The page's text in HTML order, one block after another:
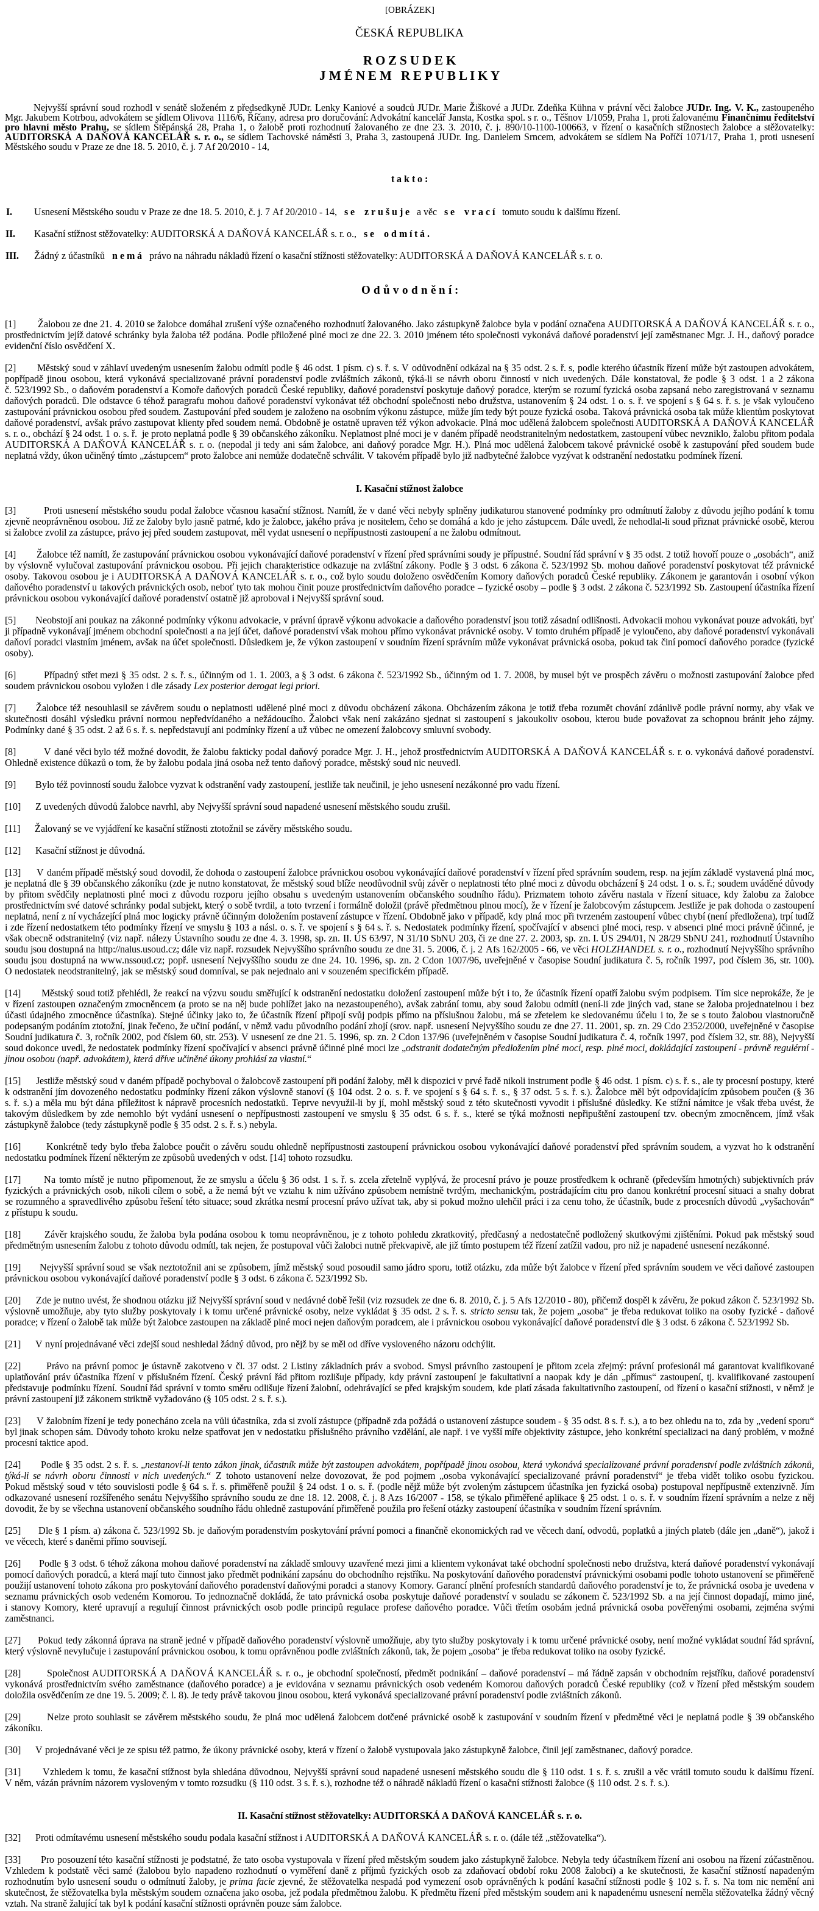
[OBRÁZEK]
ČESKÁ REPUBLIKA
R O Z S U D E K
J M É N E M
R E P U B L I K Y
Nejvyšší správní soud rozhodl v senátě složeném z předsedkyně JUDr. Lenky Kaniové a soudců JUDr. Marie Žiškové a JUDr. Zdeňka Kühna v právní věci žalobceJUDr. Ing. V.K.,zastoupeného
Mgr. Jakubem Kotrbou, advokátem se sídlem Olivova 1116/6, Říčany, adresa pro doručování: Advokátní kancelář Jansta, Kostka spol. s r. o., Těšnov 1/1059, Praha 1, proti žalovanému Finančnímu ředitelství
pro hlavní město Prahu, se sídlem Štěpánská 28, Praha 1, o žalobě proti rozhodnutí žalovaného ze dne 23. 3. 2010, č. j. 890/10‑1100‑100663, v řízení o kasačních stížnostech žalobce a stěžovatelky:
AUDITORSKÁ A DAŇOVÁ KANCELÁŘ s. r. o.,se sídlem Tachovské náměstí 3, Praha 3, zastoupená JUDr. Ing. Danielem Srncem, advokátem se sídlem Na Poříčí 1071/17, Praha 1, proti usnesení
Městského soudu v Praze ze dne 18. 5. 2010, č. j. 7 Af 20/2010 - 14,
t a k t o :
Usnesení Městského soudu v Praze ze dne 18. 5. 2010, č. j. 7 Af 20/2010 - 14, s e z r u š u j e a věc s e v r a c í tomuto soudu k dalšímu řízení.
Kasační stížnost stěžovatelky: AUDITORSKÁ A DAŇOVÁ KANCELÁŘ s. r. o., s e o d m í t á .
Žádný z účastníků n e m á právo na náhradu nákladů řízení o kasační stížnosti stěžovatelky: AUDITORSKÁ A DAŇOVÁ KANCELÁŘ s. r. o.
O d ů v o d n ě n í :
[1] Žalobou ze dne 21. 4. 2010 se žalobce domáhal zrušení výše označeného rozhodnutí žalovaného. Jako zástupkyně žalobce byla v podání označena AUDITORSKÁ A DAŇOVÁ KANCELÁŘ s. r. o.,
prostřednictvím jejíž datové schránky byla žaloba též podána. Podle přiložené plné moci ze dne 22. 3. 2010 jménem této společnosti vykonává daňové poradenství její zaměstnanec Mgr. J. H., daňový poradce
evidenční číslo osvědčení X.
[2] Městský soud v záhlaví uvedeným usnesením žalobu odmítl podle § 46 odst. 1 písm. c) s. ř. s. V odůvodnění odkázal na § 35 odst. 2 s. ř. s, podle kterého účastník řízení může být zastoupen advokátem,
popřípadě jinou osobou, která vykonává specializované právní poradenství podle zvláštních zákonů, týká-li se návrh oboru činností v nich uvedených.Dále konstatoval, žepodle § 3 odst. 1 a 2 zákona
č. 523/1992 Sb., o daňovém poradenství a Komoře daňových poradců České republiky, daňové poradenství poskytuje daňový poradce, kterým se rozumí fyzická osoba zapsaná nebo zaregistrovaná v seznamu
daňových poradců. Dle odstavce 6 téhož paragrafu mohou daňové poradenství vykonávat též obchodní společnosti nebo družstva, ustanovením§ 24 odst. 1 o. s. ř. ve spojení s § 64 s. ř. s. je však vyloučeno
zastupování právnickou osobou před soudem. Zastupovánípřed soudem je založeno na osobním výkonu zástupce, může jím tedy být pouze fyzická osoba. Taková právnická osoba tak může klientům poskytovat
daňové poradenství, avšak právo zastupovat klienty před soudem nemá. Obdobně je ostatně upraven též výkon advokacie. Plná moc udělená žalobcem společnosti AUDITORSKÁ A DAŇOVÁ KANCELÁŘ
s. r. o., obchází § 24 odst. 1 o. s. ř. je proto neplatná podle § 39 občanského zákoníku. Neplatnost plné moci je v daném případě neodstranitelným nedostatkem, zastoupení vůbec nevzniklo, žalobu přitom podala
AUDITORSKÁ A DAŇOVÁ KANCELÁŘ s. r. o. (nepodal ji tedy ani sám žalobce, ani daňový poradce Mgr. H.). Plná moc udělená žalobcem takové právnické osobě k zastupování před soudem bude
neplatná vždy, úkon učiněný tímto „zástupcem“ proto žalobce ani nemůže dodatečně schválit. V takovém případě bylo již nadbytečné žalobce vyzývat k odstranění nedostatku podmínek řízení.
I. Kasační stížnost žalobce
[3] Proti usnesení městského soudu podal žalobce včasnou kasační stížnost. Namítl, že v dané věci nebyly splněny judikaturou stanovené podmínky pro odmítnutí žaloby z důvodu jejího podání k tomu
zjevně neoprávněnou osobou. Již ze žaloby bylo jasně patrné, kdo je žalobce, jakého práva je nositelem, čeho se domáhá a kdo je jeho zástupcem. Dále uvedl, že nehodlal-lisoud přiznat právnické osobě, kterou
si žalobce zvolil za zástupce, právo jej před soudem zastupovat, měl vydat usnesení o nepřípustnosti zastoupení a ne žalobu odmítnout.
[4] Žalobce též namítl, že zastupování právnickou osobou vykonávající daňové poradenstvív řízení před správními soudyje přípustné. Soudní řád správní v § 35 odst. 2 totiž hovořípouze o „osobách“, aniž
by výslovně vylučoval zastupování právnickou osobou. Při jejich charakteristice odkazuje na zvláštní zákony. Podle § 3 odst. 6 zákona č. 523/1992 Sb. mohou daňové poradenství poskytovat též právnické
osoby. Takovou osobou je i AUDITORSKÁ A DAŇOVÁ KANCELÁŘ s. r. o., což bylo soudu doloženoosvědčením Komory daňových poradců České republiky. Zákonem je garantován i osobní výkon
daňového poradenství u takových právnických osob, neboť tyto tak mohou činit pouze prostřednictvím daňového poradce – fyzické osoby – podle § 3 odst. 2 zákona č. 523/1992 Sb. Zastoupení účastníka řízení
právnickou osobou vykonávající daňové poradenství ostatně již aproboval i Nejvyšší správní soud.
[5] Neobstojí ani poukaz na zákonné podmínky výkonu advokacie, v právní úpravě výkonu advokacie a daňového poradenství jsou totiž zásadní odlišnosti. Advokacii mohou vykonávat pouze advokáti, byť
ji případně vykonávají jménem obchodní společnosti a na její účet, daňové poradenství však mohou přímo vykonávat právnické osoby. V tomto druhém případě je vyloučeno, aby daňové poradenství vykonávali
daňoví poradci vlastním jménem, avšak na účet společnosti. Důsledkem je, že výkon zastoupení v soudním řízení správním může vykonávat právnická osoba, pokud tak činí pomocí daňového poradce (fyzické
osoby).
[6] Případný střet mezi § 35 odst. 2 s. ř. s., účinným od 1. 1. 2003, a § 3 odst. 6 zákona č. 523/1992 Sb., účinným od 1. 7. 2008, by musel být ve prospěch závěru o možnosti zastupování žalobce před
soudem právnickou osobou vyložen i dle zásady Lex posterior derogat legi priori.
[7] Žalobce též nesouhlasil se závěrem soudu o neplatnosti udělené plné moci z důvodu obcházení zákona. Obcházením zákona je totižtřeba rozumět chování zdánlivě podle právní normy, aby však ve
skutečnosti dosáhl výsledku právní normou nepředvídaného a nežádoucího. Žalobci však není zakázáno sjednat si zastoupení s jakoukoliv osobou, kterou bude považovat za schopnou bránit jeho zájmy.
Podmínky dané § 35 odst. 2 až 6 s. ř. s. nepředstavují ani podmínky řízení a už vůbec ne omezenížalobcovy smluvní svobody.
[8] V dané věci bylo též možné dovodit, že žalobu fakticky podal daňový poradce Mgr. J. H., jehož prostřednictvím AUDITORSKÁ A DAŇOVÁ KANCELÁŘ s. r. o. vykonává daňové poradenství.
Ohledně existence důkazů o tom, že by žalobu podala jiná osoba než tento daňový poradce, městský soud nic neuvedl.
[9] Bylo též povinností soudu žalobce vyzvat k odstranění vady zastoupení, jestliže tak neučinil, je jeho usnesení nezákonné pro vadu řízení.
[10] Z uvedených důvodů žalobce navrhl, aby Nejvyšší správní soud napadené usneseníměstského soudu zrušil.
[11] Žalovaný se ve vyjádření ke kasační stížnosti ztotožnil se závěry městského soudu.
[12] Kasační stížnost je důvodná.
[13] V daném případě městský soud dovodil, že dohoda o zastoupení žalobce právnickou osobou vykonávající daňové poradenství v řízení před správním soudem, resp. na jejím základě vystavená plná moc,
je neplatná dle § 39 občanského zákoníku (zde je nutno konstatovat, že městský soud blíže neodůvodnil svůj závěr o neplatnosti této plné moci z důvodu obcházení § 24 odst. 1 o. s. ř.; soudem uváděné důvody
by přitom svědčily neplatnosti plné moci z důvodu rozporu jejího obsahu s uvedeným ustanovením občanského soudního řádu). Prizmatem tohoto závěru nastala v řízení situace, kdy žalobu za žalobce
prostřednictvím své datové schránky podal subjekt, který o sobě tvrdil, a toto tvrzení i formálně doložil (právě předmětnou plnou mocí), že v řízení je žalobcovým zástupcem. Jestliže je pak dohoda o zastoupení
neplatná, není z ní vycházející plná moc logicky právně účinným doložením postavení zástupce v řízení. Obdobně jako v případě, kdy plná moc při tvrzeném zastoupení vůbec chybí (není předložena), trpí tudíž
i zde řízení nedostatkem této podmínky řízení ve smyslu § 103 a násl. o. s. ř. ve spojení s § 64 s. ř. s. Nedostatek podmínky řízení, spočívající v absenci plné moci, resp. v absenci plné moci právně účinné, je
všakobecně odstranitelný(viz např. nálezyÚstavního soudu ze dne 4. 3. 1998, sp. zn. II. ÚS 63/97, N 31/10 SbNU 203, či ze dne 27. 2. 2003, sp. zn. I. ÚS 294/01, N 28/29 SbNU 241, rozhodnutí Ústavního
soudu jsou dostupná na http://nalus.usoud.cz; dále viz např. rozsudek Nejvyššího správního soudu ze dne 31. 5. 2006, č. j. 2 Afs 162/2005 - 66, ve věci HOLZHANDEL s. r. o., rozhodnutí Nejvyššího správního
soudu jsou dostupná na www.nssoud.cz; popř. usnesení Nejvyššího soudu ze dne 24. 10. 1996, sp. zn. 2 Cdon 1007/96, uveřejněné v časopise Soudní judikatura č. 5, ročník 1997, pod číslem 36, str. 100).
O nedostatek neodstranitelný, jak se městský soud domníval, se pak nejednalo ani v souzeném specifickém případě.
[14] Městský soud totiž přehlédl, že reakcí na výzvu soudu směřující k odstranění nedostatkudoloženízastoupení může být i to, že účastník řízení opatřížalobu svým podpisem. Tím sice neprokáže, že je
v řízení zastoupen označeným zmocněncem (a proto se na něj bude pohlížet jako na nezastoupeného), avšak zabrání tomu, aby soud žalobu odmítl (není-li zde jiných vad, stane se žaloba projednatelnou i bez
účasti údajného zmocněnce účastníka). Stejné účinky jako to, že účastník řízení připojí svůj podpis přímo na příslušnou žalobu, máse zřetelem ke sledovanému účelu i to, že se s touto žalobou vlastnoručně
podepsaným podáním ztotožní, jinak řečeno, že učiní podání, v němž vadu původního podání zhojí (srov. např. usnesení Nejvyššího soudu ze dne 27. 11. 2001, sp. zn. 29 Cdo 2352/2000, uveřejněné v časopise
Soudní judikatura č. 3, ročník 2002, pod číslem 60, str. 253).V usnesení ze dne 21. 5. 1996, sp. zn. 2 Cdon 137/96 (uveřejněném v časopise Soudní judikatura č. 4, ročník 1997, pod číslem 32, str. 88), Nejvyšší
soud dokonce uvedl, že nedostatek podmínky řízení spočívající v absenci právně účinnéplné moci lze „odstranit dodatečným předložením plné moci, resp. plné moci, dokládající zastoupení - právně regulérní -
jinou osobou (např. advokátem), která dříve učiněné úkony prohlásí za vlastní.“
[15] Jestliže městský soud v daném případě pochyboval o žalobcově zastoupení při podání žaloby, měl k dispozici v prvé řadě nikoli instrument podle § 46 odst. 1 písm. c) s. ř. s., ale ty procesní postupy, které
k odstranění jím dovozeného nedostatku podmínky řízení zákon výslovně stanoví (§ 104 odst. 2 o. s. ř. ve spojení s § 64 s. ř. s., § 37 odst. 5 s. ř. s.). Žalobce měl být odpovídajícím způsobem poučen (§ 36
s. ř. s.) a měla mu býtdána příležitostk nápravě procesních nedostatků. Teprve nevyužil-li by jí, mohlměstskýsoud z této skutečnosti vyvodit i příslušné důsledky. Ke stížní námitce je však třeba uvést, že
takovým důsledkem byzde nemohlo být vydání usnesení o nepřípustnosti zastoupení ve smyslu § 35 odst. 6 s. ř. s., které se týká možnosti nepřipuštění zastoupení tzv. obecným zmocněncem, jímž však
zástupkyně žalobce (tedy zástupkyně podle § 35 odst. 2 s. ř. s.) nebyla.
[16] Konkrétně tedy bylo třeba žalobce poučit o závěru soudu ohledně nepřípustnosti zastoupení právnickou osobou vykonávající daňové poradenstvípřed správním soudem, a vyzvat ho k odstranění
nedostatku podmínek řízení některým ze způsobů uvedených v odst. [14] tohoto rozsudku.
[17] Na tomto místěje nutno připomenout, že ze smyslu a účelu § 36 odst. 1 s. ř. s. zcela zřetelně vyplývá, že procesní právo je pouze prostředkem k ochraně (především hmotných) subjektivních práv
fyzických a právnických osob, nikoli cílem o sobě, a že nemá být ve vztahu k nim užíváno způsobem nemístně tvrdým, mechanickým, postrádajícím citu pro danou konkrétní procesní situaci a snahy dobrat
se rozumného a spravedlivého způsobu řešení této situace; soud zkrátka nesmí procesní právo užívat tak, aby si pokud možno ulehčil práci i za cenu toho, že účastník, bude z procesních důvodů „vyšachován“
z přístupu k soudu.
[18] Závěr krajského soudu, že žaloba byla podána osobou k tomu neoprávněnou, je z tohoto pohledu zkratkovitý, předčasný a nedostatečně podložený skutkovými zjištěními. Pokud pak městský soud
předmětným usnesením žalobu z tohoto důvodu odmítl, tak nejen, že postupoval vůči žalobci nutně překvapivě, ale již tímto postupem též řízení zatížil vadou, pro niž je napadené usnesení nezákonné.
[19] Nejvyšší správní soud se však neztotožnil ani se způsobem, jímž městský soud posoudil samo jádro sporu, totižotázku, zda může být žalobce v řízení před správním soudemve věci daňovézastoupen
právnickou osobou vykonávající daňové poradenství podle § 3 odst. 6 zákona č. 523/1992 Sb.
[20] Zde je nutno uvést, že shodnou otázku již Nejvyšší správní soud v nedávné době řešil (viz rozsudek ze dne 6. 8. 2010, č. j. 5 Afs 12/2010 - 80), přičemž dospěl k závěru, že pokud zákon č. 523/1992 Sb.
výslovně umožňuje, aby tyto služby poskytovaly i k tomu určené právnické osoby, nelze vykládat § 35 odst. 2 s. ř. s. stricto sensutak, že pojem „osoba“ je třeba redukovat toliko na osoby fyzické - daňové
poradce; v řízení o žalobě tak může být žalobce zastoupen na základě plné moci nejen daňovým poradcem, ale i právnickou osobou vykonávající daňové poradenství dle § 3 odst. 6 zákona č. 523/1992 Sb.
[21] V nyní projednávané věci zdejší soud neshledal žádný důvod, pro nějž by se měl od dříve vysloveného názoru odchýlit.
[22] Právo na právní pomoc je ústavně zakotveno v čl. 37 odst. 2 Listiny základních práv a svobod. Smysl právního zastoupení je přitom zcela zřejmý: právní profesionál má garantovat kvalifikované
uplatňování práv účastníka řízení v příslušném řízení. Český právní řád přitom rozlišuje případy, kdy právní zastoupení je fakultativní a naopak kdy je dán „přímus“ zastoupení, tj. kvalifikované zastoupení
představuje podmínku řízení. Soudní řád správní v tomto směru odlišuje řízení žalobní, odehrávající se před krajským soudem, kde platí zásada fakultativního zastoupení, od řízení o kasační stížnosti, v němž je
právní zastoupení již zákonem striktně vyžadováno (§ 105 odst. 2 s. ř. s.).
[23] V žalobním řízení je tedy ponecháno zcela na vůli účastníka, zda si zvolí zástupce (případně zda požádá o ustanovení zástupce soudem - § 35 odst. 8 s. ř. s.), a to bez ohledu na to, zda by „vedení sporu“
byl jinak schopen sám. Důvody tohoto kroku nelze spatřovat jen v nedostatku příslušnéhoprávního vzdělání, ale např. i ve vyššímíře objektivity zástupce, jeho konkrétní specializaci na daný problém, v možné
procesní taktice apod.
[24] Podle § 35 odst. 2 s. ř. s. „nestanoví-li tento zákon jinak, účastník může být zastoupen advokátem, popřípadě jinou osobou, která vykonává specializované právní poradenství podle zvláštních zákonů,
týká-li se návrh oboru činnosti v nich uvedených.“ Z tohoto ustanovení nelze dovozovat, že pod pojmem „osoba vykonávající specializované právní poradenství“ je třeba vidět toliko osobu fyzickou.
Pokud městský soud v této souvislosti podle § 64 s. ř. s. přiměřeně použil § 24 odst. 1 o. s. ř. (podle nějž může být zvoleným zástupcem účastníka jen fyzická osoba) postupoval nepřípustně extenzivně. Jím
odkazované usnesení rozšířeného senátu Nejvyššího správního soudu ze dne 18. 12. 2008, č. j. 8 Azs 16/2007 - 158, se týkalo přiměřené aplikace § 25 odst. 1 o. s. ř. v soudním řízení správním a nelze z něj
dovodit, že by se všechna ustanovení občanského soudního řádu ohledně zastupování přiměřeně použila pro řešení otázky zastoupení účastníka v soudním řízení správním.
[25] Dle § 1 písm. a) zákona č. 523/1992 Sb. je daňovým poradenstvím poskytování právní pomoci a finančně ekonomických rad ve věcech daní, odvodů, poplatků a jiných plateb (dále jen „daně“), jakož i
ve věcech, které s daněmi přímo souvisejí.
[26] Podle § 3 odst. 6 téhožzákona mohou daňové poradenství na základě smlouvy uzavřené mezi jimi a klientem vykonávat také obchodní společnosti nebo družstva, která daňové poradenství vykonávají
pomocí daňových poradců, a která mají tuto činnost jako předmět podnikání zapsánu do obchodního rejstříku. Na poskytování daňového poradenství právnickými osobami podle tohoto ustanovení se přiměřeně
použijí ustanovení tohoto zákona pro poskytování daňového poradenství daňovými poradci a stanovy Komory. Garancí plnění profesních standardů daňového poradenství je to, že právnická osoba je uvedena v
seznamu právnických osob vedeném Komorou. To jednoznačně dokládá, že tato právnická osoba poskytuje daňové poradenství v souladu se zákonem č. 523/1992 Sb. a na jejíčinnost dopadají, mimo jiné,
i stanovy Komory, které upravují a regulují činnost právnických osob podle principů regulace profese daňového poradce. Vůči třetím osobám jedná právnická osoba pověřenými osobami, zejména svými
zaměstnanci.
[27] Pokud tedy zákonná úprava na straně jedné v případě daňového poradenství výslovně umožňuje, aby tyto služby poskytovaly i k tomu určené právnické osoby, není možné vykládat soudní řád správní,
který výslovně nevylučuje i zastupování právnickou osobou, k tomu oprávněnou podle zvláštních zákonů, tak, že pojem „osoba“ je třeba redukovat toliko na osoby fyzické.
[28] Společnost AUDITORSKÁ A DAŇOVÁ KANCELÁŘ s. r. o., je obchodní společností, předmět podnikání – daňové poradenství – má řádně zapsán v obchodním rejstříku, daňové poradenství
vykonává prostřednictvím svého zaměstnance (daňového poradce) a je evidována v seznamu právnických osob vedeném Komorou daňových poradců České republiky (což v řízení před městským soudem
doložila osvědčením ze dne 19. 5. 2009; č. l. 8). Je tedy právě takovou jinou osobou, která vykonává specializované právní poradenství podle zvláštních zákonů.
[29] Nelze proto souhlasit se závěremměstského soudu, že plná mocudělená žalobcemdotčené právnické osobě k zastupování v soudním řízení v předmětné věci je neplatná podle § 39 občanského
zákoníku.
[30] V projednávané věci je ze spisu též patrno, že úkony právnické osoby, která v řízenío žalobě vystupovala jako zástupkyně žalobce, činil její zaměstnanec, daňový poradce.
[31] Vzhledem k tomu, že kasační stížnost byla shledána důvodnou, Nejvyšší správní soud napadené usnesení městského soudu dle § 110 odst. 1 s. ř. s. zrušil a věc vrátil tomuto soudu k dalšímu řízení.
V něm, vázán právním názorem vysloveným v tomto rozsudku (§ 110 odst. 3 s. ř. s.), rozhodne též o náhradě nákladů řízení o kasační stížnosti žalobce (§ 110 odst. 2 s. ř. s.).
II. Kasační stížnost stěžovatelky: AUDITORSKÁ A DAŇOVÁ KANCELÁŘ s. r. o.
[32] Proti odmítavému usnesení městského soudu podala kasační stížnost i AUDITORSKÁ A DAŇOVÁ KANCELÁŘ s. r. o. (dále též „stěžovatelka“).
[33] Pro posouzení této kasační stížnosti je podstatné, že tato osoba vystupovala v řízení před městským soudem jako zástupkyně žalobce. Nebyla tedy účastníkem řízení ani osobou na řízení zúčastněnou.
Vzhledem k podstatě věci samé (žalobou bylo napadeno rozhodnutí o vyměření daně z příjmů fyzických osob za zdaňovací období roku 2008 žalobci) a ke skutečnosti, že kasační stížností napadeným
rozhodnutím bylo usnesení soudu o odmítnutí žaloby, je prima faciezjevné, že stěžovatelka nespadá pod vymezení osob oprávněných k podání kasační stížnosti podle § 102 s. ř. s. Na tom nic nemění ani
skutečnost, že stěžovatelka byla městským soudem označena jako osoba, jež podala předmětnou žalobu. K předmětu řízení před městským soudemani k napadenému usnesení neměla stěžovatelka žádný věcný
vztah. Na straně žalující tak byl k podání kasační stížnosti oprávněn pouze sám žalobce.